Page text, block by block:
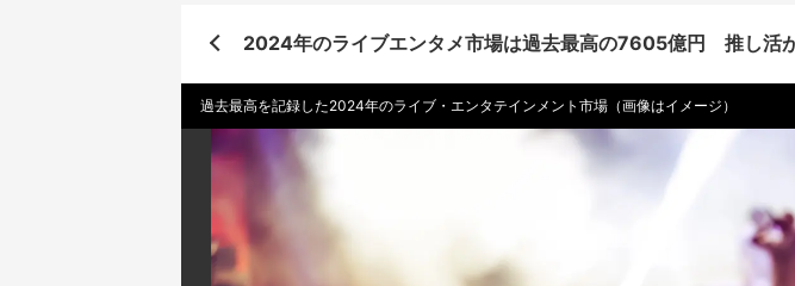
2024年のライブエンタメ市場は過去最高の7605億円 推し活
過去最高を記録した2024年のライブ・エンタテインメント市場（画像はイメージ）